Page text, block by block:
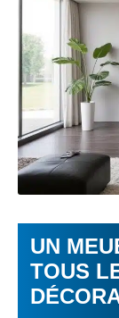
UN
TOUS